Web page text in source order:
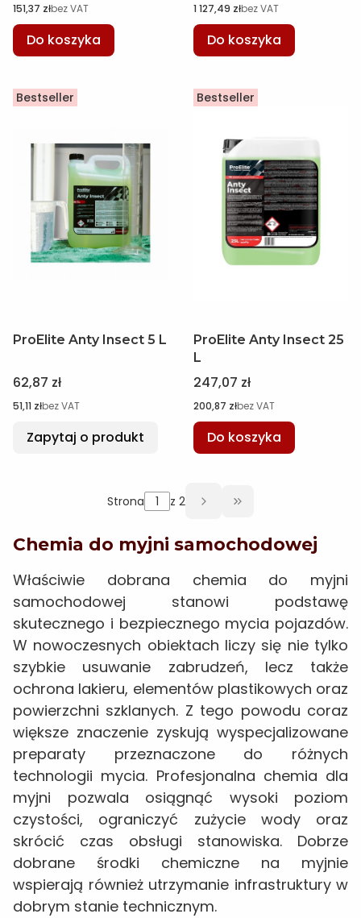
Cena
151,37 złbez VAT
Do koszyka
Cena
1 127,49 złbez VAT
Do koszyka
Bestseller
ProElite Anty Insect 5 L
Cena
62,87 zł
Cena
51,11 złbez VAT
Zapytaj o produkt
Bestseller
ProElite Anty Insect 25
L
Cena
247,07 zł
Cena
200,87 złbez VAT
Do koszyka
Strona z 2 Przejdź do
Chemia do myjni samochodowej
Właściwie dobrana chemia do myjni
samochodowej stanowi podstawę
skutecznego i bezpiecznego mycia pojazdów.
W nowoczesnych obiektach liczy się nie tylko
szybkie usuwanie zabrudzeń, lecz także
ochrona lakieru, elementów plastikowych oraz
powierzchni szklanych. Z tego powodu coraz
większe znaczenie zyskują wyspecjalizowane
preparaty przeznaczone do różnych
technologii mycia. Profesjonalna chemia dla
myjni pozwala osiągnąć wysoki poziom
czystości, ograniczyć zużycie wody oraz
skrócić czas obsługi stanowiska. Dobrze
dobrane środki chemiczne na myjnie
wspierają również utrzymanie infrastruktury w
dobrym stanie technicznym.